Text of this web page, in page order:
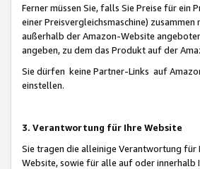
Ferner müssen Sie, falls Sie Preise für ein
einer Preisvergleichsmaschine)
außerhalb der Amazon-Website
angeben, zu dem das Produkt auf der
Sie dürfen keine Partner-Links auf
einstellen.
3. Verantwortung für Ihre Website
Sie tragen die alleinige Verantwortung für
Website, sowie für alle auf oder innerhalb